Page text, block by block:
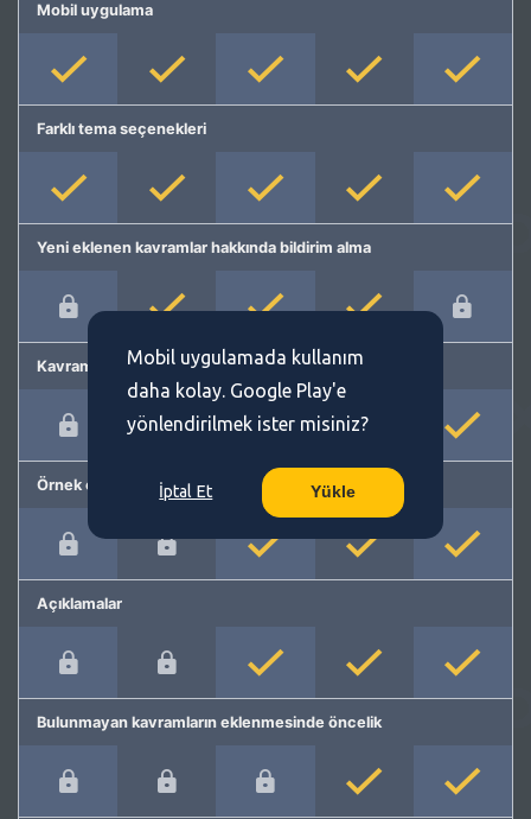
Mobil uygulama
Farklı tema seçenekleri
Yeni eklenen kavramlar hakkında bildirim alma
Kavram önerme
Örnek cümleler
Açıklamalar
Bulunmayan kavramların eklenmesinde öncelik
Mobil uygulamada kullanım
daha kolay. Google Play'e
yönlendirilmek ister misiniz?
İptal Et Yükle